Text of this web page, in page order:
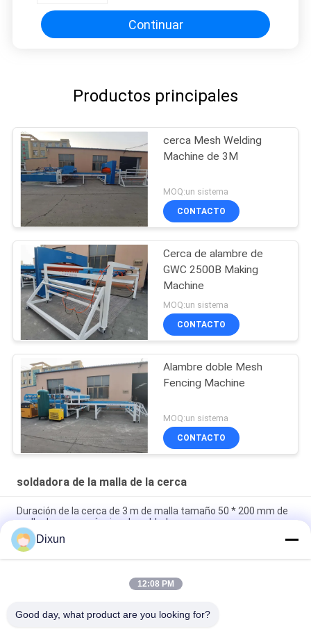
Continuar
Productos principales
cerca Mesh Welding
Machine de 3M
MOQ:un sistema
CONTACTO
Cerca de alambre de
GWC 2500B Making
Machine
MOQ:un sistema
CONTACTO
Alambre doble Mesh
Fencing Machine
MOQ:un sistema
CONTACTO
soldadora de la malla de la cerca
Duración de la cerca de 3 m de malla tamaño 50 * 200 mm de
malla de cerca máquina de soldadura
Tamaño de malla 50 * 50mm de alambre galvanizado 3 mm de
cerca de malla máquina de soldadura
Capacidad de flexión en línea 60 pcs / hora tamaño de malla
Dixun
12:08 PM
Good day, what product are you looking for?